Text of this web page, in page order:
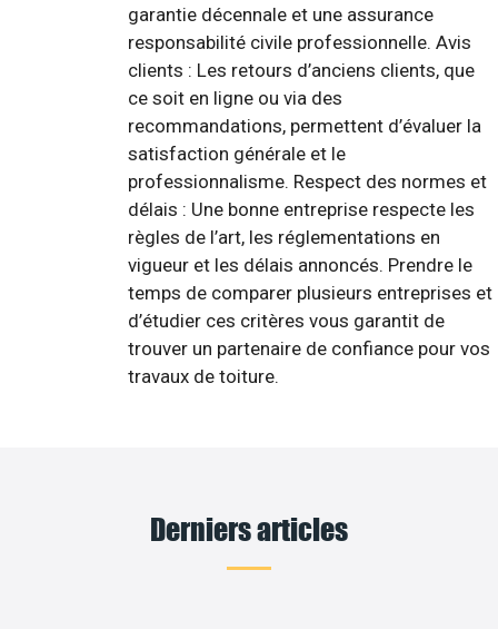
garantie décennale et une assurance
responsabilité civile professionnelle. Avis
clients : Les retours d’anciens clients, que
ce soit en ligne ou via des
recommandations, permettent d’évaluer la
satisfaction générale et le
professionnalisme. Respect des normes et
délais : Une bonne entreprise respecte les
règles de l’art, les réglementations en
vigueur et les délais annoncés. Prendre le
temps de comparer plusieurs entreprises et
d’étudier ces critères vous garantit de
trouver un partenaire de confiance pour vos
travaux de toiture.
Derniers articles